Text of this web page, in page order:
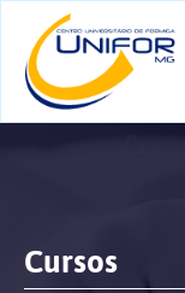
Cursos